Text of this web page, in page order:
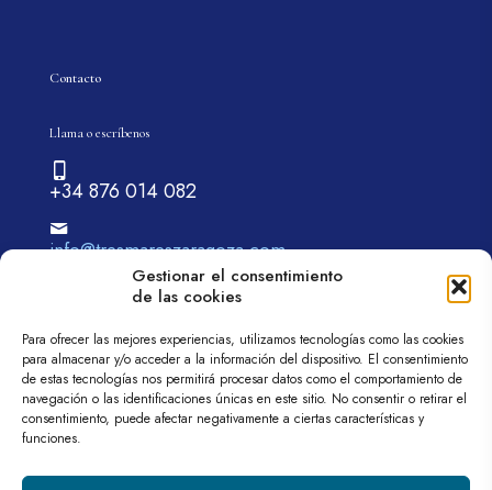
Gestionar el consentimiento
de las cookies
Para ofrecer las mejores experiencias, utilizamos tecnologías como las cookies
para almacenar y/o acceder a la información del dispositivo. El consentimiento
de estas tecnologías nos permitirá procesar datos como el comportamiento de
navegación o las identificaciones únicas en este sitio. No consentir o retirar el
consentimiento, puede afectar negativamente a ciertas características y
funciones.
Contacto
Llama o escríbenos
+34 876 014 082
info@tresmareszaragoza.com
© 2026 tremareszaragoza.com| Todos los derechos
reservados
Aviso legal
Política de privacidad Política de cookies (UE)